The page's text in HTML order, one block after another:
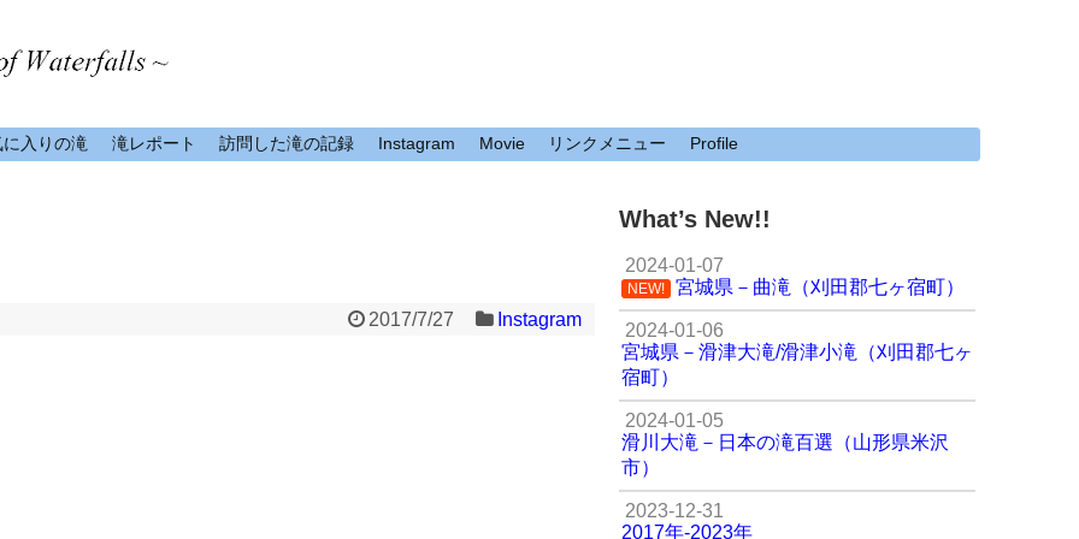
入りの滝 滝レポート 訪問した滝の記録 Instagram Movie リンクメニュー Profile
2017/7/27 Instagram
What’s New!!
2024-01-07
NEW! 宮城県－曲滝（刈田郡七ヶ宿町）
2024-01-06
宮城県－滑津大滝/滑津小滝（刈田郡七ヶ
宿町）
2024-01-05
滑川大滝－日本の滝百選（山形県米沢
市）
2023-12-31
2017年-2023年